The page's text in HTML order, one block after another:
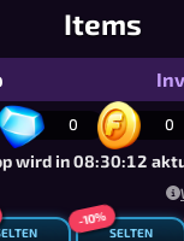
Items
0 0
wird in 08:30:12
SELTEN
-10%